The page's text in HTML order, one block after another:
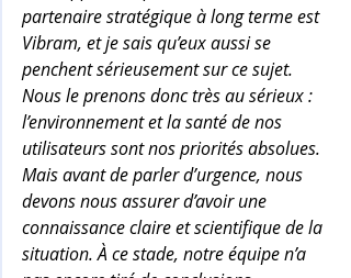
partenaire stratégique à long terme est
Vibram, et je sais qu’eux aussi se
penchent sérieusement sur ce sujet.
Nous le prenons donc très au sérieux :
l’environnement et la santé de nos
utilisateurs sont nos priorités absolues.
Mais avant de parler d’urgence, nous
devons nous assurer d’avoir une
connaissance claire et scientifique de la
situation. À ce stade, notre équipe n’a